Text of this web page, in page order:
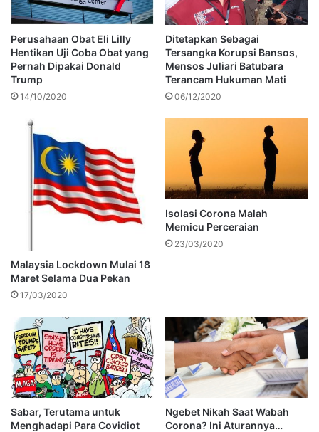
Perusahaan Obat Eli Lilly
Hentikan Uji Coba Obat yang
Pernah Dipakai Donald
Trump
14/10/2020
Ditetapkan Sebagai
Tersangka Korupsi Bansos,
Mensos Juliari Batubara
Terancam Hukuman Mati
06/12/2020
Malaysia Lockdown Mulai 18
Maret Selama Dua Pekan
17/03/2020
Isolasi Corona Malah
Memicu Perceraian
23/03/2020
Sabar, Terutama untuk
Menghadapi Para Covidiot
Ngebet Nikah Saat Wabah
Corona? Ini Aturannya…